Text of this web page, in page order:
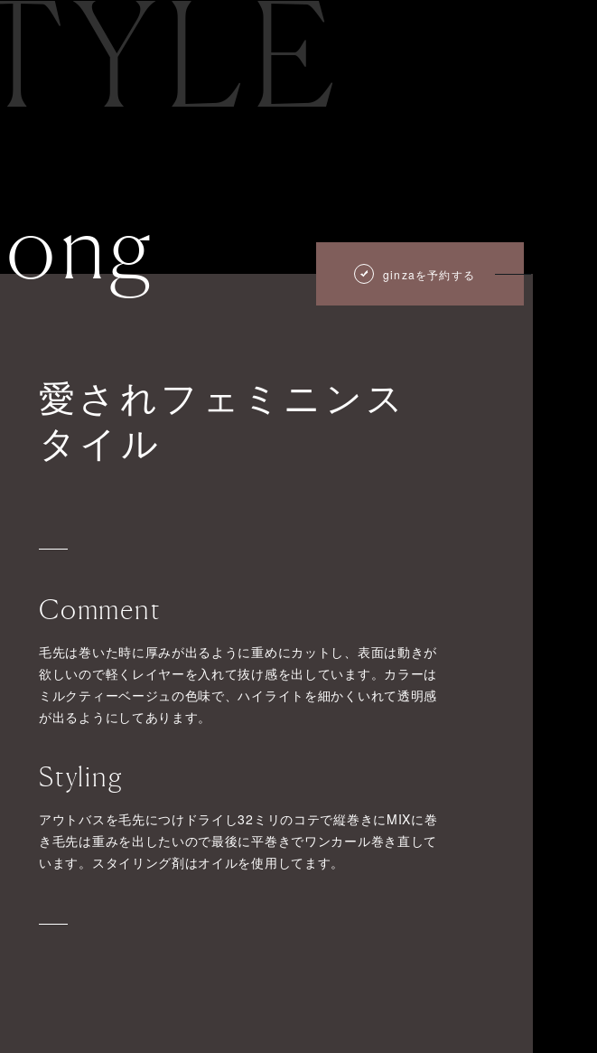
ginzaを予約する
愛されフェミニンス
タイル
Comment
毛先は巻いた時に厚みが出るように重めにカットし、表面は動きが
欲しいので軽くレイヤーを入れて抜け感を出しています。カラーは
ミルクティーベージュの色味で、ハイライトを細かくいれて透明感
が出るようにしてあります。
Styling
アウトバスを毛先につけドライし32ミリのコテで縦巻きにMIXに巻
き毛先は重みを出したいので最後に平巻きでワンカール巻き直して
います。スタイリング剤はオイルを使用してます。